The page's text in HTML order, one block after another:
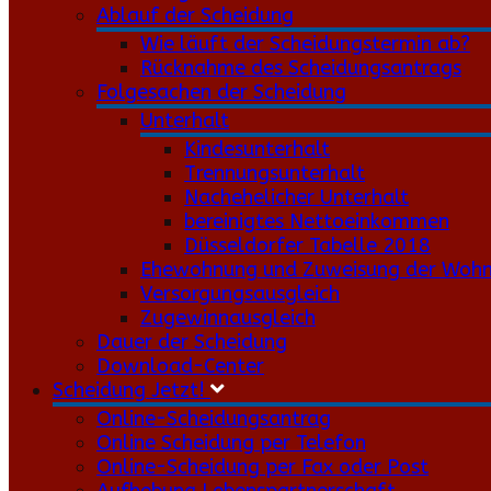
Ablauf der Scheidung
Wie läuft der Scheidungstermin ab?
Rücknahme des Scheidungsantrags
Folgesachen der Scheidung
Unterhalt
Kindesunterhalt
Trennungsunterhalt
Nachehelicher Unterhalt
bereinigtes Nettoeinkommen
Düsseldorfer Tabelle 2018
Ehewohnung und Zuweisung der
Versorgungsausgleich
Zugewinnausgleich
Dauer der Scheidung
Download-Center
Scheidung Jetzt!
Online-Scheidungsantrag
Online Scheidung per Telefon
Online-Scheidung per Fax oder Post